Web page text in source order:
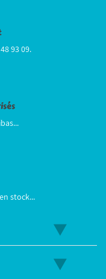
93 09.
stock...